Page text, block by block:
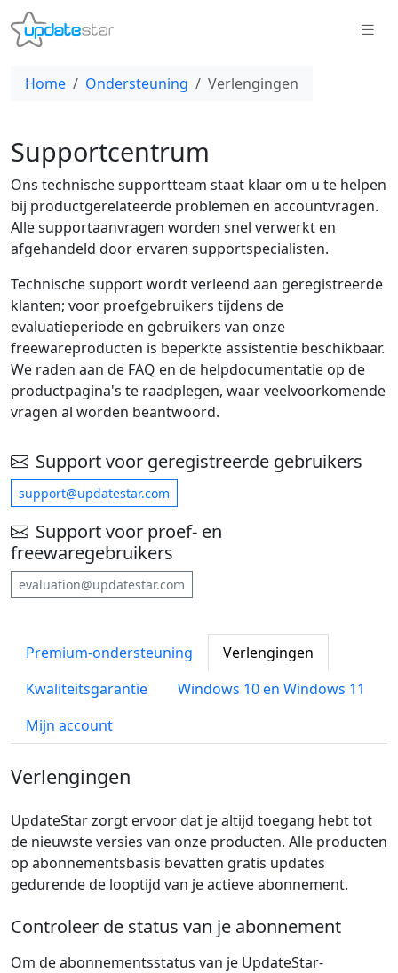
Home Ondersteuning Verlengingen
Supportcentrum
Ons technische supportteam staat klaar om u te helpen
bij productgerelateerde problemen en accountvragen.
Alle supportaanvragen worden snel verwerkt en
afgehandeld door ervaren supportspecialisten.
Technische support wordt verleend aan geregistreerde
klanten; voor proefgebruikers tijdens de
evaluatieperiode en gebruikers van onze
freewareproducten is beperkte assistentie beschikbaar.
We raden aan de FAQ en de helpdocumentatie op de
productpagina's te raadplegen, waar veelvoorkomende
vragen al worden beantwoord.
Support voor geregistreerde gebruikers
support@updatestar.com
Support voor proef- en
freewaregebruikers
evaluation@updatestar.com
Premium-ondersteuning
Verlengingen
Kwaliteitsgarantie
Windows 10 en Windows 11
Mijn account
Verlengingen
UpdateStar zorgt ervoor dat je altijd toegang hebt tot
de nieuwste versies van onze producten. Alle producten
op abonnementsbasis bevatten gratis updates
gedurende de looptijd van je actieve abonnement.
Controleer de status van je abonnement
Om de abonnementsstatus van je UpdateStar-